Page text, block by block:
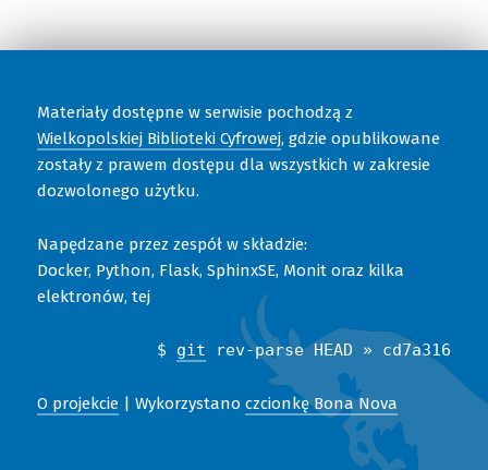
Materiały dostępne w serwisie pochodzą z
Wielkopolskiej Biblioteki Cyfrowej, gdzie opublikowane
zostały z prawem dostępu dla wszystkich w zakresie
dozwolonego użytku.
Napędzane przez zespół w składzie:
Docker, Python, Flask, SphinxSE, Monit oraz kilka
elektronów, tej
$ git rev-parse HEAD » cd7a316
O projekcie| Wykorzystano czcionkę Bona Nova